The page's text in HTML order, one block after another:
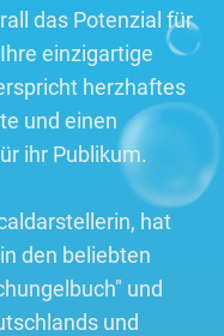
das Potenzial für
einzigartige
herzhaftes
und einen
ihr Publikum.
hat
den beliebten
und
und